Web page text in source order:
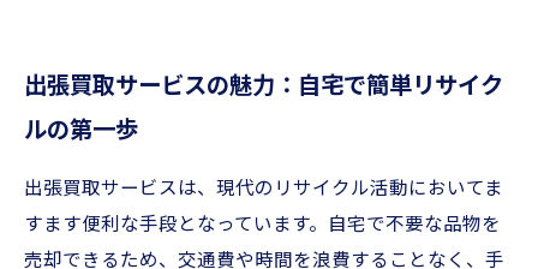
プにとっての出張買取
実践！出張買取を活用したリサイクル成功のス
出張買取の全貌：リサイクルを楽しむために知
っておくべきこと
出張買取サービスの魅力：自宅で簡単リサイク
ルの第一歩
出張買取サービスは、現代のリサイクル活動においてま
すます便利な手段となっています。自宅で不要な品物を
売却できるため、交通費や時間を浪費することなく、手